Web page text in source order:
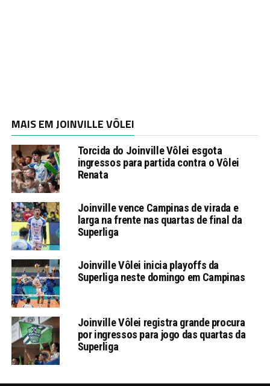
MAIS EM JOINVILLE VÔLEI
Torcida do Joinville Vôlei esgota
ingressos para partida contra o Vôlei
Renata
Joinville vence Campinas de virada e
larga na frente nas quartas de final da
Superliga
Joinville Vôlei inicia playoffs da
Superliga neste domingo em Campinas
Joinville Vôlei registra grande procura
por ingressos para jogo das quartas da
Superliga